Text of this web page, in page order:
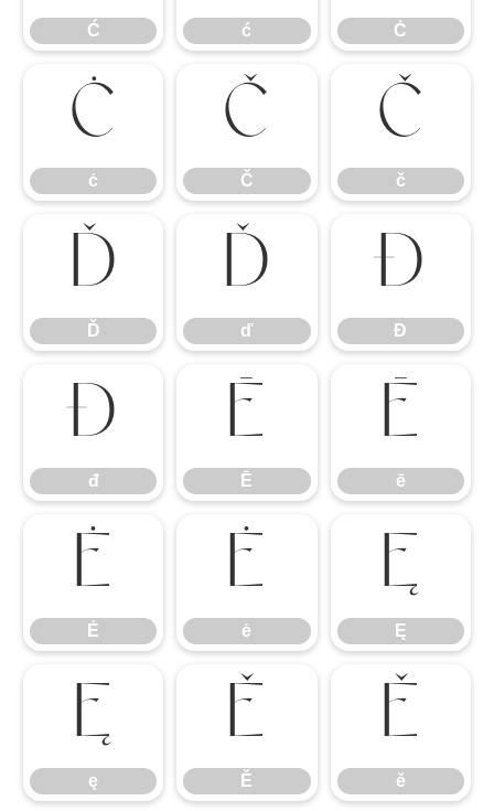
Ć ć Ċ
ċ
ċ
Č
Č
č
č
Ď
Ď
ď
ď
Đ
Đ
đ
đ
Ē
Ē
ē
ē
Ė
Ė
ė
ė
Ę
Ę
ę
ę
Ě
Ě
ě
ě